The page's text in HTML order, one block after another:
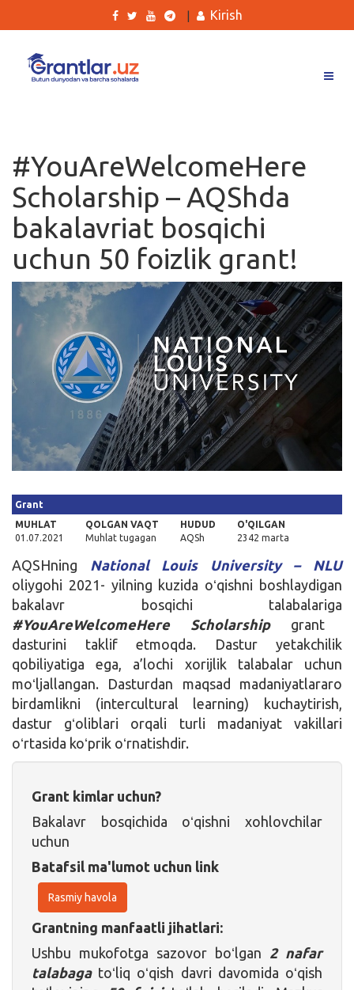
Ishlar
Kurslar
Blog
Yana
Qidirish
Kirish
#YouAreWelcomeHere
Scholarship – AQShda
bakalavriat bosqichi
uchun 50 foizlik grant!
Grant
MUHLAT
01.07.2021
QOLGAN VAQT
Muhlat tugagan
HUDUD
AQSh
O'QILGAN
2342 marta
AQSHning
National Louis University – NLU
oliygohi 2021- yilning kuzida oʻqishni boshlaydigan
bakalavr bosqichi talabalariga
#YouAreWelcomeHere Scholarshipgrant
dasturini taklif etmoqda. Dastur yetakchilik
qobiliyatiga ega, a’lochi xorijlik talabalar uchun
moʻljallangan. Dasturdan maqsad madaniyatlararo
birdamlikni (intercultural learning) kuchaytirish,
dastur gʻoliblari orqali turli madaniyat vakillari
oʻrtasida koʻprik oʻrnatishdir.
Grant kimlar uchun?
Bakalavr bosqichida oʻqishni xohlovchilar
uchun
Batafsil ma'lumot uchun link
Rasmiy havola
Grantning manfaatli jihatlari:
Ushbu mukofotga sazovor boʻlgan 2 nafar
talabaga toʻliq oʻqish davri davomida oʻqish